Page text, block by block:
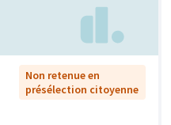
Non retenue en
présélection citoyenne